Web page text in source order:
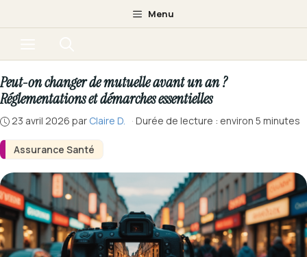
au
Menu
Assurance Santé
Peut-on changer de mutuelle avant un an ?
Réglementations et démarches essentielles
23 avril 2026 par Claire D. · Durée de lecture : environ 5 minutes